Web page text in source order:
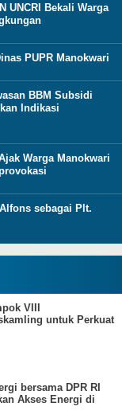
UNCRI Bekali Warga
PUPR Manokwari
BBM Subsidi
Indikasi
Warga Manokwari
sebagai Plt.
VIII
untuk Perkuat
bersama DPR RI
Akses Energi di